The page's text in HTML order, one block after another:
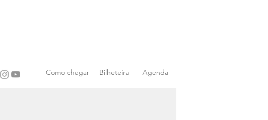
Como chegar Bilheteira Agenda